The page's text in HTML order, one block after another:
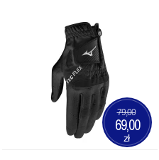
79,00
69,00
zł